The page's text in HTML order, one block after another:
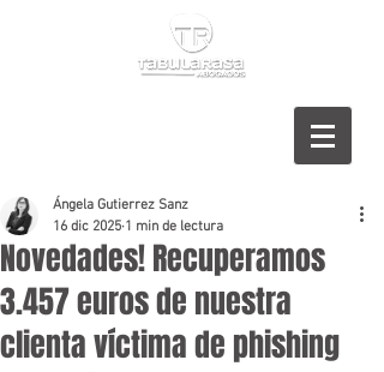
Novedades! Recuperamos
3.457 euros de nuestra
clienta víctima de phishing
Ángela Gutierrez Sanz
16 dic 2025 1 min de lectura